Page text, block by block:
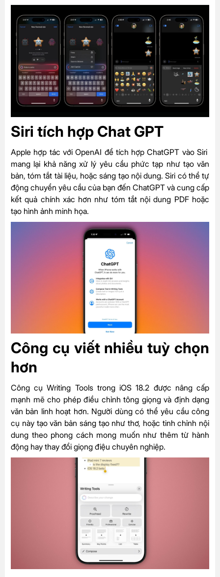
Siri tích hợp Chat GPT
Apple hợp tác với OpenAI để tích hợp ChatGPT vào Siri
mang lại khả năng xử lý yêu cầu phức tạp như tạo văn
bản, tóm tắt tài liệu, hoặc sáng tạo nội dung. Siri có thể tự
động chuyển yêu cầu của bạn đến ChatGPT và cung cấp
kết quả chính xác hơn như tóm tắt nội dung PDF hoặc
tạo hình ảnh minh họa.
Công cụ viết nhiều tuỳ chọn
hơn
Công cụ Writing Tools trong iOS 18.2 được nâng cấp
mạnh mẽ cho phép điều chỉnh tông giọng và định dạng
văn bản linh hoạt hơn. Người dùng có thể yêu cầu công
cụ này tạo văn bản sáng tạo như thơ, hoặc tinh chỉnh nội
dung theo phong cách mong muốn như thêm từ hành
động hay thay đổi giọng điệu chuyên nghiệp.